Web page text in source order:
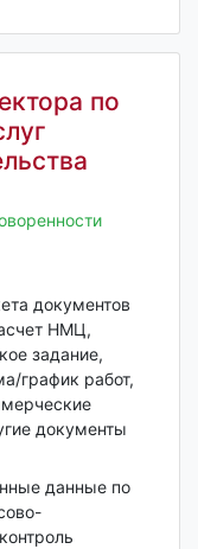
по
документов
НМЦ,
задание,
график работ,
документы
данные по